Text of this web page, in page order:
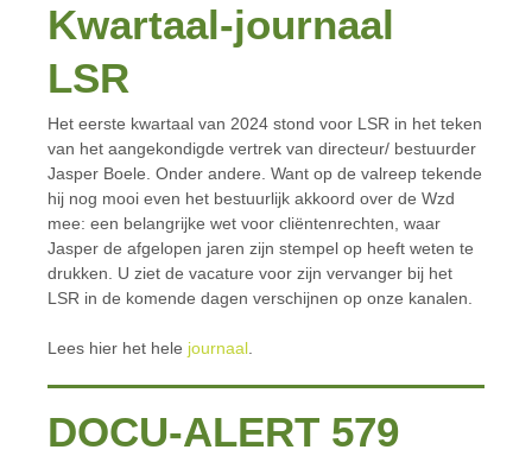
Kwartaal-journaal
LSR
Het eerste kwartaal van 2024 stond voor LSR in het teken
van het aangekondigde vertrek van directeur/ bestuurder
Jasper Boele. Onder andere. Want op de valreep tekende
hij nog mooi even het bestuurlijk akkoord over de Wzd
mee: een belangrijke wet voor cliëntenrechten, waar
Jasper de afgelopen jaren zijn stempel op heeft weten te
drukken. U ziet de vacature voor zijn vervanger bij het
LSR in de komende dagen verschijnen op onze kanalen.
Lees hier het hele journaal
DOCU-ALERT 579